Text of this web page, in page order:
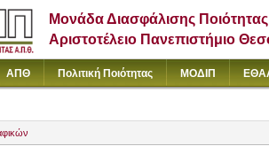
Μονάδα Διασφάλισης Ποιότητας
Αριστοτέλειο Πανεπιστήμιο
ΑΠΘ Πολιτική Ποιότητας ΜΟΔΙΠ